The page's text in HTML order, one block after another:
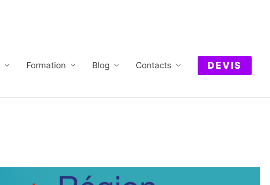
Formation Blog Contacts DEVIS